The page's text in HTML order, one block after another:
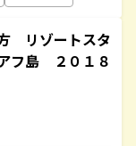
リゾートスタ
フ島 ２０１８